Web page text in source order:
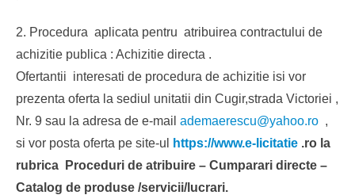
2. Procedura aplicata pentru atribuirea contractului de
achizitie publica : Achizitie directa .
Ofertantii interesati de procedura de achizitie isi vor
prezenta oferta la sediul unitatii din Cugir,strada Victoriei ,
Nr. 9 sau la adresa de e-mail ademaerescu@yahoo.ro ,
si vor posta oferta pe site-ul
https://www.e-licitatie .ro la
rubrica Proceduri de atribuire – Cumparari directe –
Catalog de produse /servicii/lucrari.